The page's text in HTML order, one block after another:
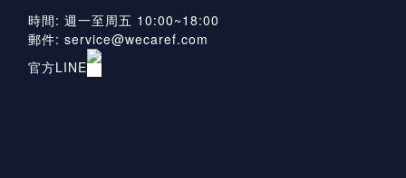
時間: 週一至周五 10:00~18:00
郵件: service@wecaref.com
官方LINE